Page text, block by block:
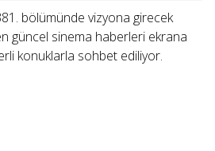
bölümünde vizyona girecek
güncel sinema haberleri ekrana
konuklarla sohbet ediliyor.